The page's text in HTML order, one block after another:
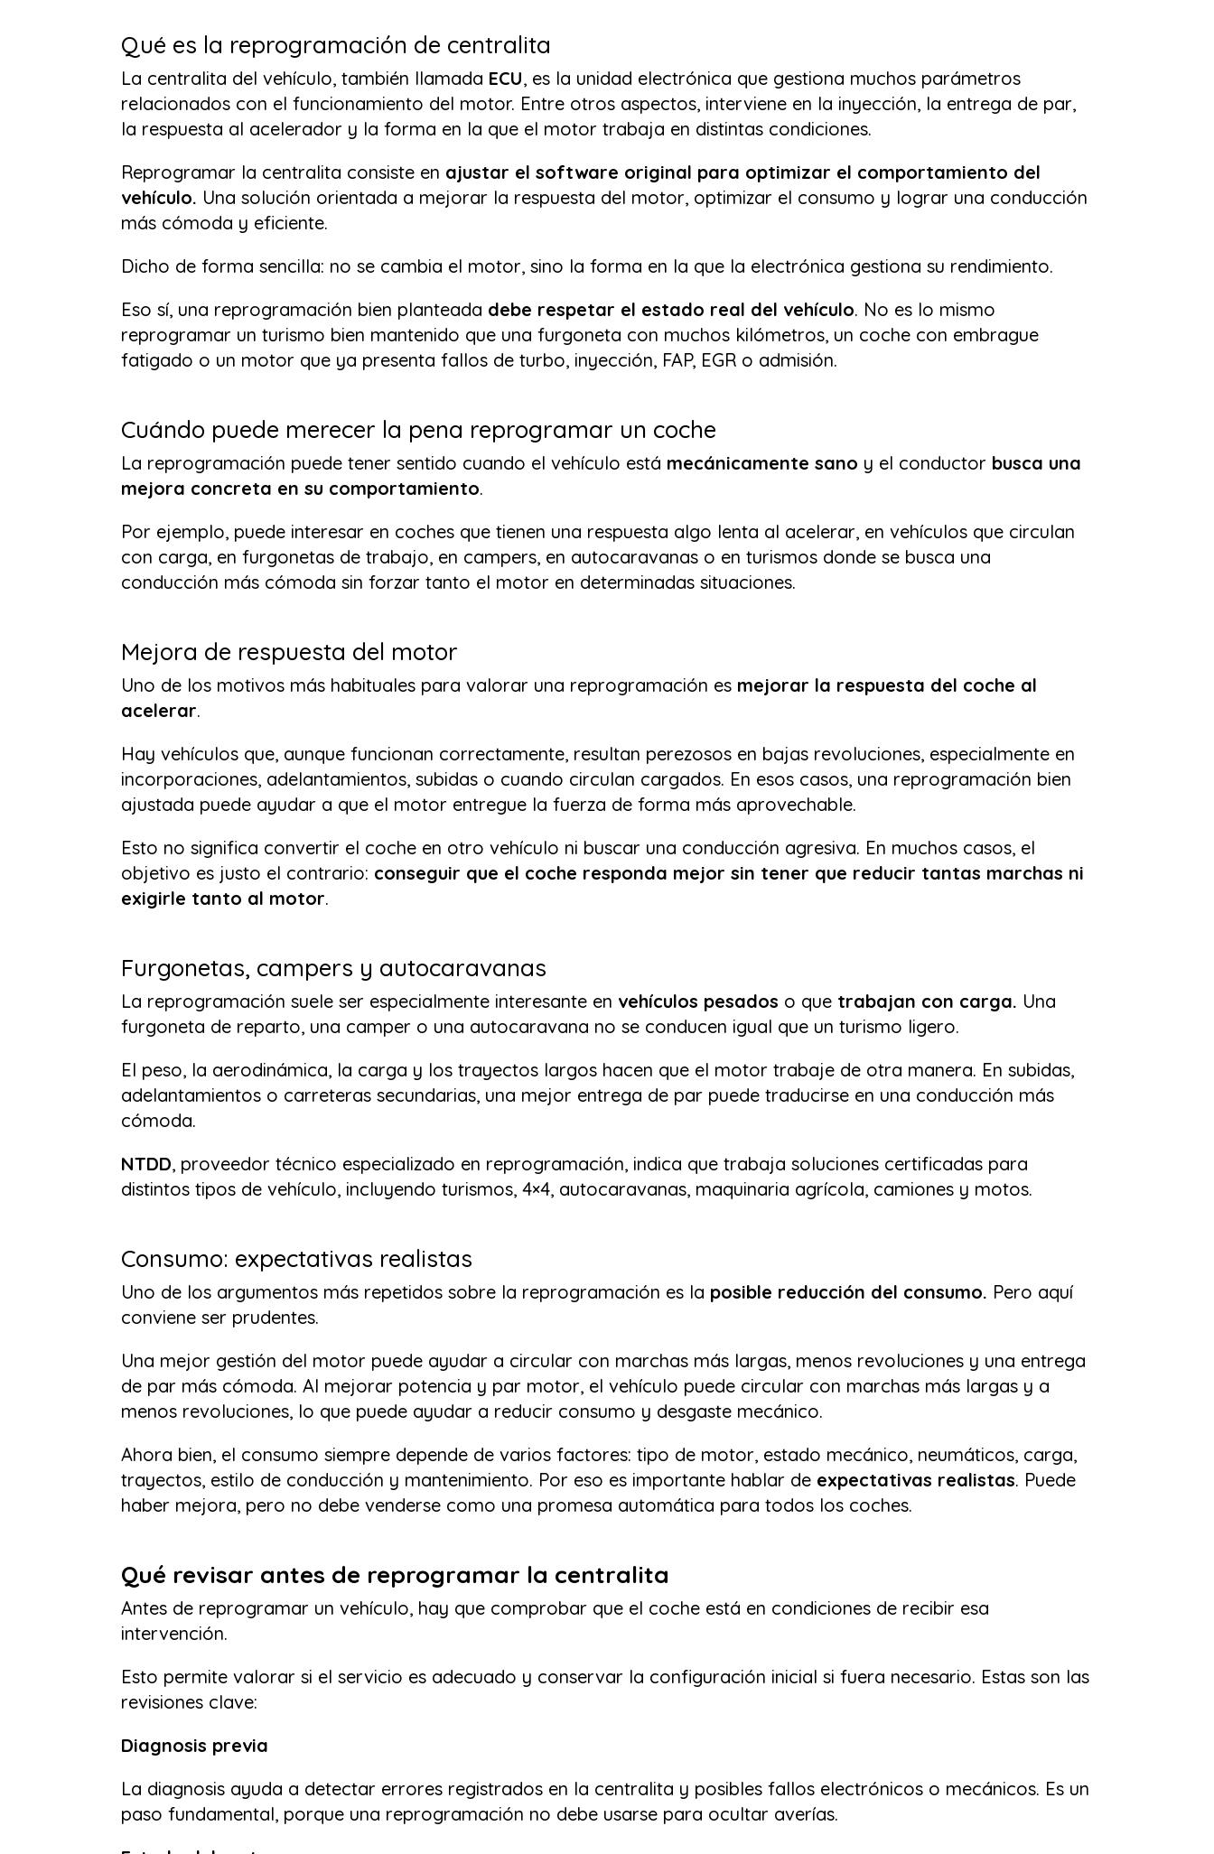
Qué es la reprogramación de centralita
La centralita del vehículo, también llamada ECU, es la unidad electrónica que gestiona muchos parámetros
relacionados con el funcionamiento del motor. Entre otros aspectos, interviene en la inyección, la entrega de par,
la respuesta al acelerador y la forma en la que el motor trabaja en distintas condiciones.
Reprogramar la centralita consiste en ajustar el software original para optimizar el comportamiento del
vehículo. Una solución orientada a mejorar la respuesta del motor, optimizar el consumo y lograr una conducción
más cómoda y eficiente.
Dicho de forma sencilla: no se cambia el motor, sino la forma en la que la electrónica gestiona su rendimiento.
Eso sí, una reprogramación bien planteada debe respetar el estado real del vehículo. No es lo mismo
reprogramar un turismo bien mantenido que una furgoneta con muchos kilómetros, un coche con embrague
fatigado o un motor que ya presenta fallos de turbo, inyección, FAP, EGR o admisión.
Cuándo puede merecer la pena reprogramar un coche
La reprogramación puede tener sentido cuando el vehículo está mecánicamente sano y el conductor busca una
mejora concreta en su comportamiento.
Por ejemplo, puede interesar en coches que tienen una respuesta algo lenta al acelerar, en vehículos que circulan
con carga, en furgonetas de trabajo, en campers, en autocaravanas o en turismos donde se busca una
conducción más cómoda sin forzar tanto el motor en determinadas situaciones.
Mejora de respuesta del motor
Uno de los motivos más habituales para valorar una reprogramación es mejorar la respuesta del coche al
acelerar.
Hay vehículos que, aunque funcionan correctamente, resultan perezosos en bajas revoluciones, especialmente en
incorporaciones, adelantamientos, subidas o cuando circulan cargados. En esos casos, una reprogramación bien
ajustada puede ayudar a que el motor entregue la fuerza de forma más aprovechable.
Esto no significa convertir el coche en otro vehículo ni buscar una conducción agresiva. En muchos casos, el
objetivo es justo el contrario: conseguir que el coche responda mejor sin tener que reducir tantas marchas ni
exigirle tanto al motor.
Furgonetas, campers y autocaravanas
La reprogramación suele ser especialmente interesante en vehículos pesados o que trabajan con carga. Una
furgoneta de reparto, una camper o una autocaravana no se conducen igual que un turismo ligero.
El peso, la aerodinámica, la carga y los trayectos largos hacen que el motor trabaje de otra manera. En subidas,
adelantamientos o carreteras secundarias, una mejor entrega de par puede traducirse en una conducción más
cómoda.
NTDD, proveedor técnico especializado en reprogramación, indica que trabaja soluciones certificadas para
distintos tipos de vehículo, incluyendo turismos, 4×4, autocaravanas, maquinaria agrícola, camiones y motos.
Consumo: expectativas realistas
Uno de los argumentos más repetidos sobre la reprogramación es la posible reducción del consumo. Pero aquí
conviene ser prudentes.
Una mejor gestión del motor puede ayudar a circular con marchas más largas, menos revoluciones y una entrega
de par más cómoda. Al mejorar potencia y par motor, el vehículo puede circular con marchas más largas y a
menos revoluciones, lo que puede ayudar a reducir consumo y desgaste mecánico.
Ahora bien, el consumo siempre depende de varios factores: tipo de motor, estado mecánico, neumáticos, carga,
trayectos, estilo de conducción y mantenimiento. Por eso es importante hablar de expectativas realistas. Puede
haber mejora, pero no debe venderse como una promesa automática para todos los coches.
Qué revisar antes de reprogramar la centralita
Antes de reprogramar un vehículo, hay que comprobar que el coche está en condiciones de recibir esa
intervención.
Esto permite valorar si el servicio es adecuado y conservar la configuración inicial si fuera necesario. Estas son las
revisiones clave:
Diagnosis previa
La diagnosis ayuda a detectar errores registrados en la centralita y posibles fallos electrónicos o mecánicos. Es un
paso fundamental, porque una reprogramación no debe usarse para ocultar averías.